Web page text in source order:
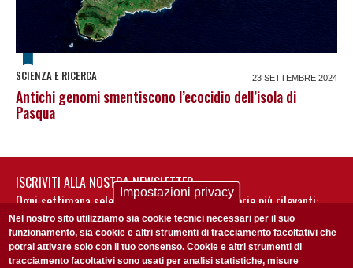
SCIENZA E RICERCA 23 SETTEMBRE 2024
Antichi genomi smentiscono l’ecocidio dell’isola di
Pasqua
ISCRIVITI ALLA NOSTRA NEWSLETTER
Ogni settimana selezioniamo per te nostre storie più rilevanti:
non perderti gli aggiornamenti della nostra newsletter
Impostazioni privacy
Nel nostro sito utilizziamo sia cookie tecnici necessari per il suo
funzionamento, sia cookie e altri strumenti di tracciamento facoltativi che
potrai attivare solo con il tuo consenso. Cookie e altri strumenti di
tracciamento facoltativi sono usati per analisi statistiche, misure